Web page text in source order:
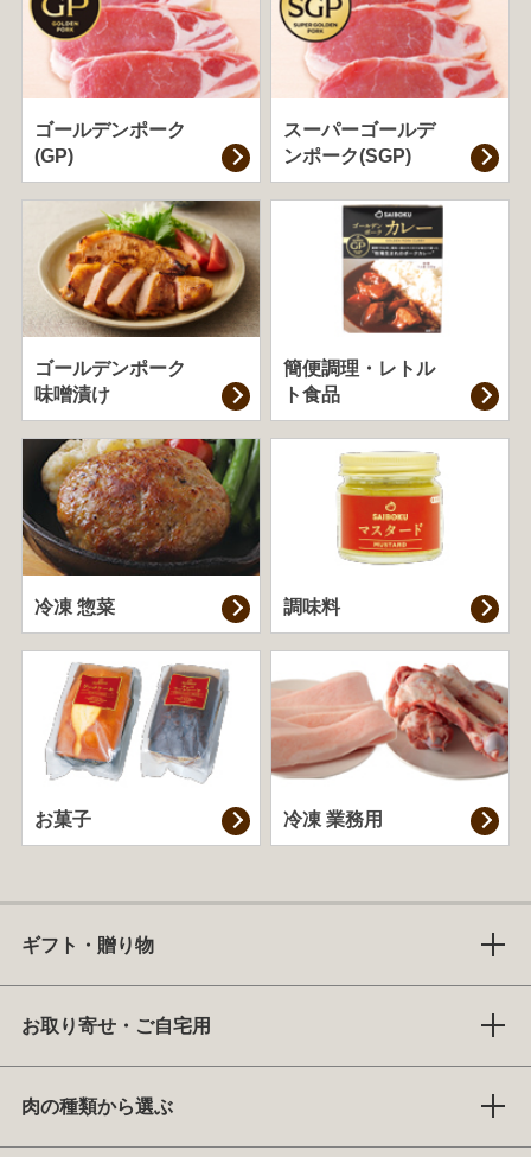
ゴールデンポーク
(GP)
スーパーゴールデ
ンポーク(SGP)
ゴールデンポーク
味噌漬け
簡便調理・ レトル
ト食品
冷凍 惣菜 調味料
お菓子 冷凍 業務用
ギフト・贈り物
お取り寄せ・ご自宅用
肉の種類から選ぶ